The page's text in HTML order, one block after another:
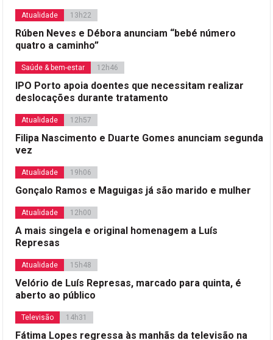
Atualidade 13h22
Rúben Neves e Débora anunciam “bebé número
quatro a caminho”
Saúde & bem-estar 12h46
IPO Porto apoia doentes que necessitam realizar
deslocações durante tratamento
Atualidade 12h57
Filipa Nascimento e Duarte Gomes anunciam segunda
vez
Atualidade 19h06
Gonçalo Ramos e Maguigas já são marido e mulher
Atualidade 12h00
A mais singela e original homenagem a Luís
Represas
Atualidade 15h48
Velório de Luís Represas, marcado para quinta, é
aberto ao público
Televisão 14h31
Fátima Lopes regressa às manhãs da televisão na